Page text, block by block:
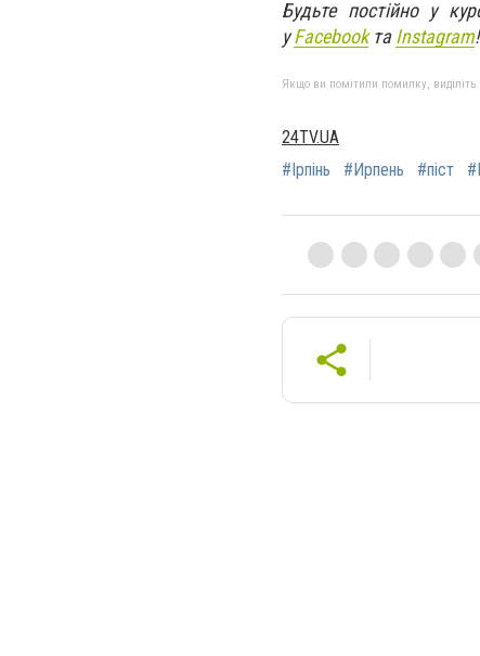
Будьте постійно у
уFacebookтаInstagram!
Якщо ви помітили помилку, виділіть
24TV.UA
#Ірпінь
#Ирпень #піст